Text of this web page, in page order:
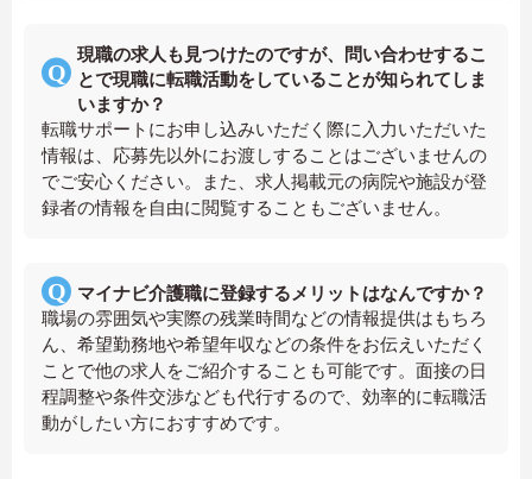
現職の求人も見つけたのですが、問い合わせするこ
とで現職に転職活動をしていることが知られてしま
いますか？
転職サポートにお申し込みいただく際に入力いただいた
情報は、応募先以外にお渡しすることはございませんの
でご安心ください。また、求人掲載元の病院や施設が登
録者の情報を自由に閲覧することもございません。
マイナビ介護職に登録するメリットはなんですか？
職場の雰囲気や実際の残業時間などの情報提供はもちろ
ん、希望勤務地や希望年収などの条件をお伝えいただく
ことで他の求人をご紹介することも可能です。面接の日
程調整や条件交渉なども代行するので、効率的に転職活
動がしたい方におすすめです。